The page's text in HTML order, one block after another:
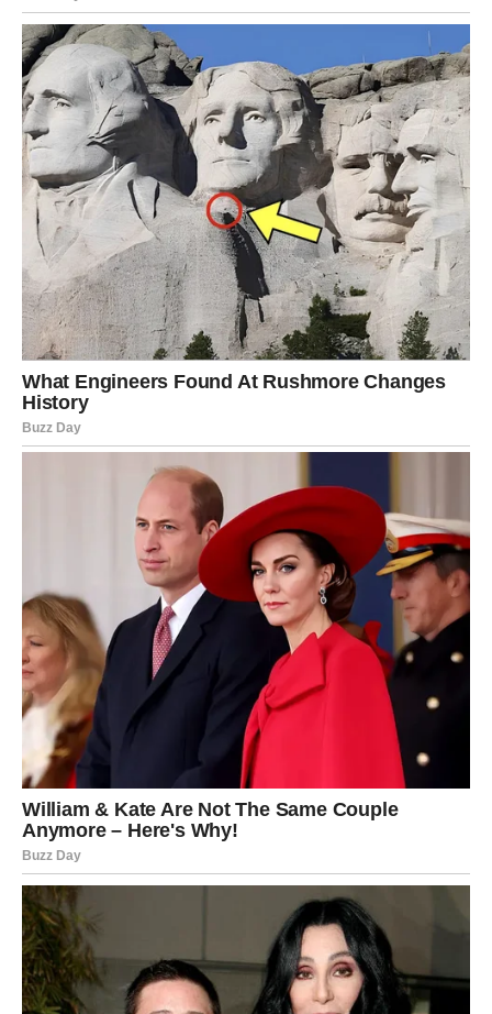
LAV – EMOCIJE KOJE IZMIČU
KONTROLI
Lavovi vole da imaju kontrolu. Da budu sigurni. Da znaju
gde stoje i šta mogu da očekuju.
Ali ova noć donosi nešto potpuno drugačije.
Do ponoći, Lav dobija poruku koja ruši njegov svet.
Možda od osobe za koju je bio siguran da je osvojena.
Možda od nekoga ko je delovao hladno i distancirano. Ili
od nekoga ko je otišao bez objašnjenja.
Ta poruka dolazi kao grom iz vedra neba.
I donosi emocije koje Lav više ne može da kontroliše.
Ponos, koji je često bio štit, sada postaje prepreka. Jer
ono što osećate je jače od potrebe da ostanete
dostojanstveni i nedodirljivi.
Neki Lavovi će konačno priznati sebi koliko im je stalo. I
možda će prvi put napraviti korak ka nekome koga su